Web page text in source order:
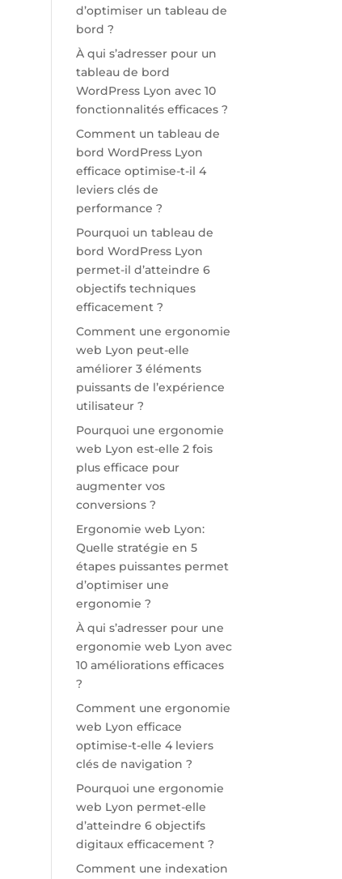
d’optimiser un tableau de
bord ?
À qui s’adresser pour un
tableau de bord
WordPress Lyon avec 10
fonctionnalités efficaces ?
Comment un tableau de
bord WordPress Lyon
efficace optimise-t-il 4
leviers clés de
performance ?
Pourquoi un tableau de
bord WordPress Lyon
permet-il d’atteindre 6
objectifs techniques
efficacement ?
Comment une ergonomie
web Lyon peut-elle
améliorer 3 éléments
puissants de l’expérience
utilisateur ?
Pourquoi une ergonomie
web Lyon est-elle 2 fois
plus efficace pour
augmenter vos
conversions ?
Ergonomie web Lyon:
Quelle stratégie en 5
étapes puissantes permet
d’optimiser une
ergonomie ?
À qui s’adresser pour une
ergonomie web Lyon avec
10 améliorations efficaces
?
Comment une ergonomie
web Lyon efficace
optimise-t-elle 4 leviers
clés de navigation ?
Pourquoi une ergonomie
web Lyon permet-elle
d’atteindre 6 objectifs
digitaux efficacement ?
Comment une indexation